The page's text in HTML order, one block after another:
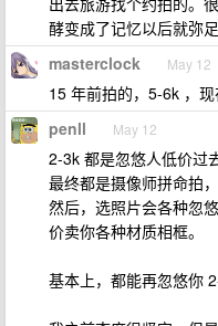
酵变成了记忆以后就弥足
masterclock May 12
15 年前拍的，5-6k ，现
penll May 12
2-3k 都是忽悠人低价过
最终都是摄像师拼命拍
然后，选照片会各种忽
价卖你各种材质相框。
基本上，都能再忽悠你